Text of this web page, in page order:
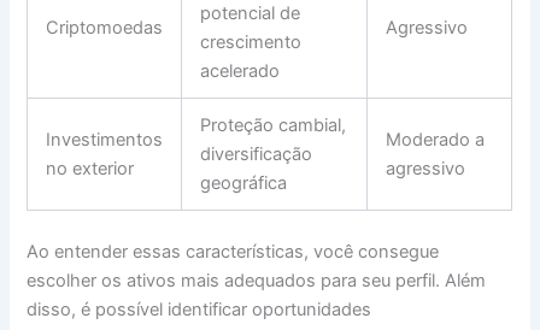
Criptomoedas
potencial de
crescimento
acelerado
Agressivo
Investimentos
no exterior
Proteção cambial,
diversificação
geográfica
Moderado a
agressivo
Ao entender essas características, você consegue
escolher os ativos mais adequados para seu perfil. Além
disso, é possível identificar oportunidades